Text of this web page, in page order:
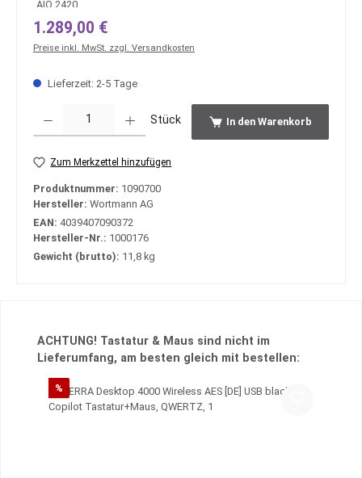
Regulärer Preis:
1.289,00 €
Preise inkl. MwSt. zzgl. Versandkosten
Lieferzeit: 2-5 Tage
Stück In den Warenkorb
Zum Merkzettel hinzufügen
Produktnummer: 1090700
Hersteller: Wortmann AG
EAN: 4039407090372
Hersteller-Nr.: 1000176
Gewicht (brutto): 11,8 kg
Produktgalerie überspringen
ACHTUNG! Tastatur & Maus sind nicht im
Lieferumfang, am besten gleich mit bestellen:
%Rabatt